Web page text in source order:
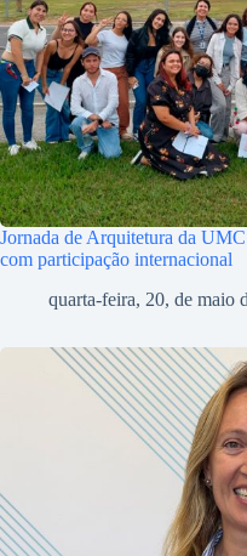
Jornada de Arquitetura da
com participação internacional
quarta-feira, 20, de maio